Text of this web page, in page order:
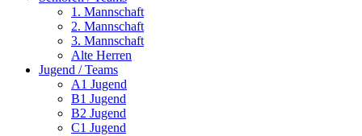
1. Mannschaft
2. Mannschaft
3. Mannschaft
Alte Herren
Jugend / Teams
A1 Jugend
B1 Jugend
B2 Jugend
C1 Jugend